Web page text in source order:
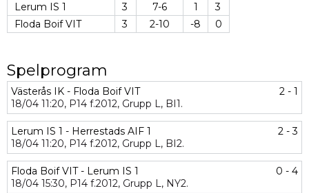
Lerum IS 1
3 7-6 1
3
Floda Boif VIT
3 2-10 -8 0
Spelprogram
Västerås IK - Floda Boif VIT
2 - 1
18/04 11:20, P14 f.2012, Grupp L, BI1.
Lerum IS 1 - Herrestads AIF 1
2 - 3
18/04 11:20, P14 f.2012, Grupp L, BI2.
Floda Boif VIT - Lerum IS 1
0 - 4
18/04 15:30, P14 f.2012, Grupp L, NY2.